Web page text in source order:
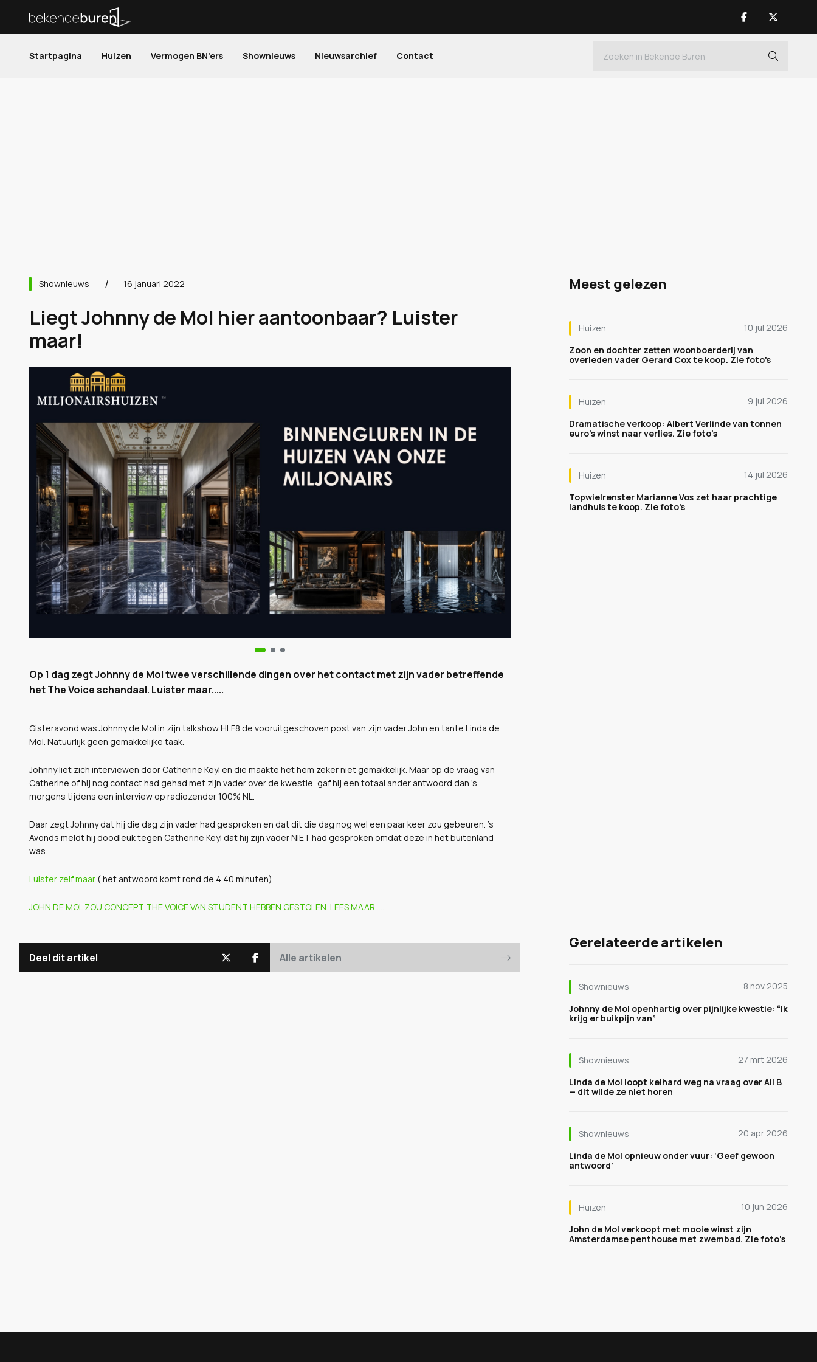
Startpagina Huizen Vermogen BN'ers Shownieuws Nieuwsarchief Contact
Shownieuws 16 januari 2022
Liegt Johnny de Mol hier aantoonbaar? Luister
maar!
Op 1 dag zegt Johnny de Mol twee verschillende dingen over het contact met zijn vader betreffende
het The Voice schandaal. Luister maar.....
Gisteravond was Johnny de Mol in zijn talkshow HLF8 de vooruitgeschoven post van zijn vader John en tante Linda de
Mol. Natuurlijk geen gemakkelijke taak.
Johnny liet zich interviewen door Catherine Keyl en die maakte het hem zeker niet gemakkelijk. Maar op de vraag van
Catherine of hij nog contact had gehad met zijn vader over de kwestie, gaf hij een totaal ander antwoord dan 's
morgens tijdens een interview op radiozender 100% NL.
Daar zegt Johnny dat hij die dag zijn vader had gesproken en dat dit die dag nog wel een paar keer zou gebeuren. 's
Avonds meldt hij doodleuk tegen Catherine Keyl dat hij zijn vader NIET had gesproken omdat deze in het buitenland
was.
Luister zelf maar ( het antwoord komt rond de 4.40 minuten)
JOHN DE MOL ZOU CONCEPT THE VOICE VAN STUDENT HEBBEN GESTOLEN. LEES MAAR.....
Deel dit artikel Alle artikelen
Meest gelezen
Huizen
10 jul 2026
Zoon en dochter zetten woonboerderij van
overleden vader Gerard Cox te koop. Zie foto's
Huizen
9 jul 2026
Dramatische verkoop: Albert Verlinde van tonnen
euro's winst naar verlies. Zie foto's
Huizen
14 jul 2026
Topwielrenster Marianne Vos zet haar prachtige
landhuis te koop. Zie foto's
Gerelateerde artikelen
Shownieuws
8 nov 2025
Johnny de Mol openhartig over pijnlijke kwestie: “Ik
krijg er buikpijn van”
Shownieuws
27 mrt 2026
Linda de Mol loopt keihard weg na vraag over Ali B
— dit wilde ze niet horen
Shownieuws
20 apr 2026
Linda de Mol opnieuw onder vuur: ‘Geef gewoon
antwoord’
Huizen
10 jun 2026
John de Mol verkoopt met mooie winst zijn
Amsterdamse penthouse met zwembad. Zie foto's